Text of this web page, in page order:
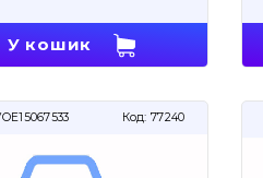
У кошик
Код: 77240